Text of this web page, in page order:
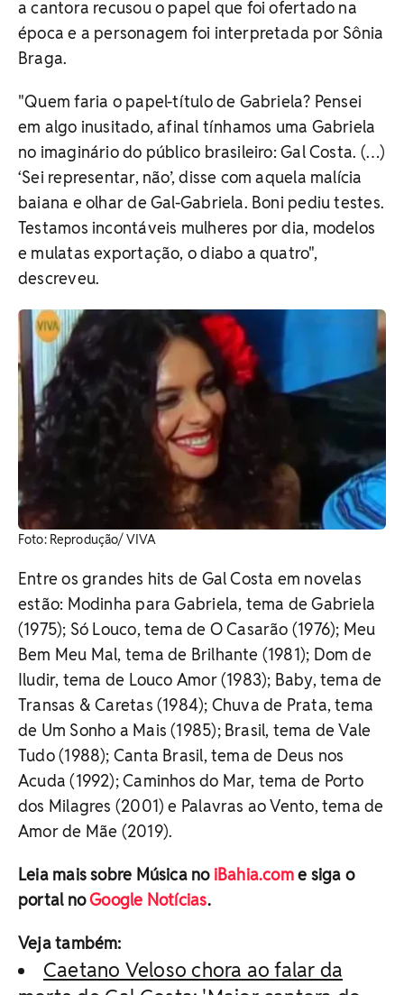
a cantora recusou o papel que foi ofertado na
época e a personagem foi interpretada por Sônia
Braga.
"Quem faria o papel-título de Gabriela? Pensei
em algo inusitado, afinal tínhamos uma Gabriela
no imaginário do público brasileiro: Gal Costa. (…)
‘Sei representar, não’, disse com aquela malícia
baiana e olhar de Gal-Gabriela. Boni pediu testes.
Testamos incontáveis mulheres por dia, modelos
e mulatas exportação, o diabo a quatro",
descreveu.
Foto: Reprodução/ VIVA
Entre os grandes hits de Gal Costa em novelas
estão: Modinha para Gabriela, tema de Gabriela
(1975); Só Louco, tema de O Casarão (1976); Meu
Bem Meu Mal, tema de Brilhante (1981); Dom de
Iludir, tema de Louco Amor (1983); Baby, tema de
Transas & Caretas (1984); Chuva de Prata, tema
de Um Sonho a Mais (1985); Brasil, tema de Vale
Tudo (1988); Canta Brasil, tema de Deus nos
Acuda (1992); Caminhos do Mar, tema de Porto
dos Milagres (2001) e Palavras ao Vento, tema de
Amor de Mãe (2019).
Leia mais sobre Música no iBahia.come siga o
portal noGoogle Notícias.
Veja também:
Caetano Veloso chora ao falar da